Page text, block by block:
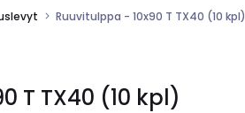
Ruuvitulppa - 10x90 T TX40 (10 kpl)
T TX40 (10 kpl)